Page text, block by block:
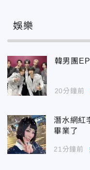
娛樂
韓男團
20分鐘前
潛水網紅
畢業了
21分鐘前